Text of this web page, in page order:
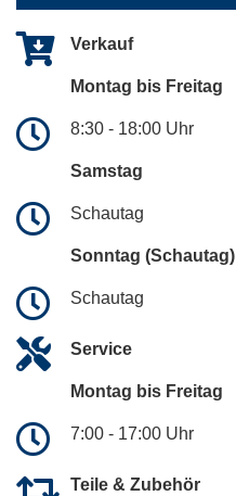
Verkauf
Montag bis Freitag
8:30 - 18:00 Uhr
Samstag
Schautag
Sonntag (Schautag)
Schautag
Service
Montag bis Freitag
7:00 - 17:00 Uhr
Teile & Zubehör